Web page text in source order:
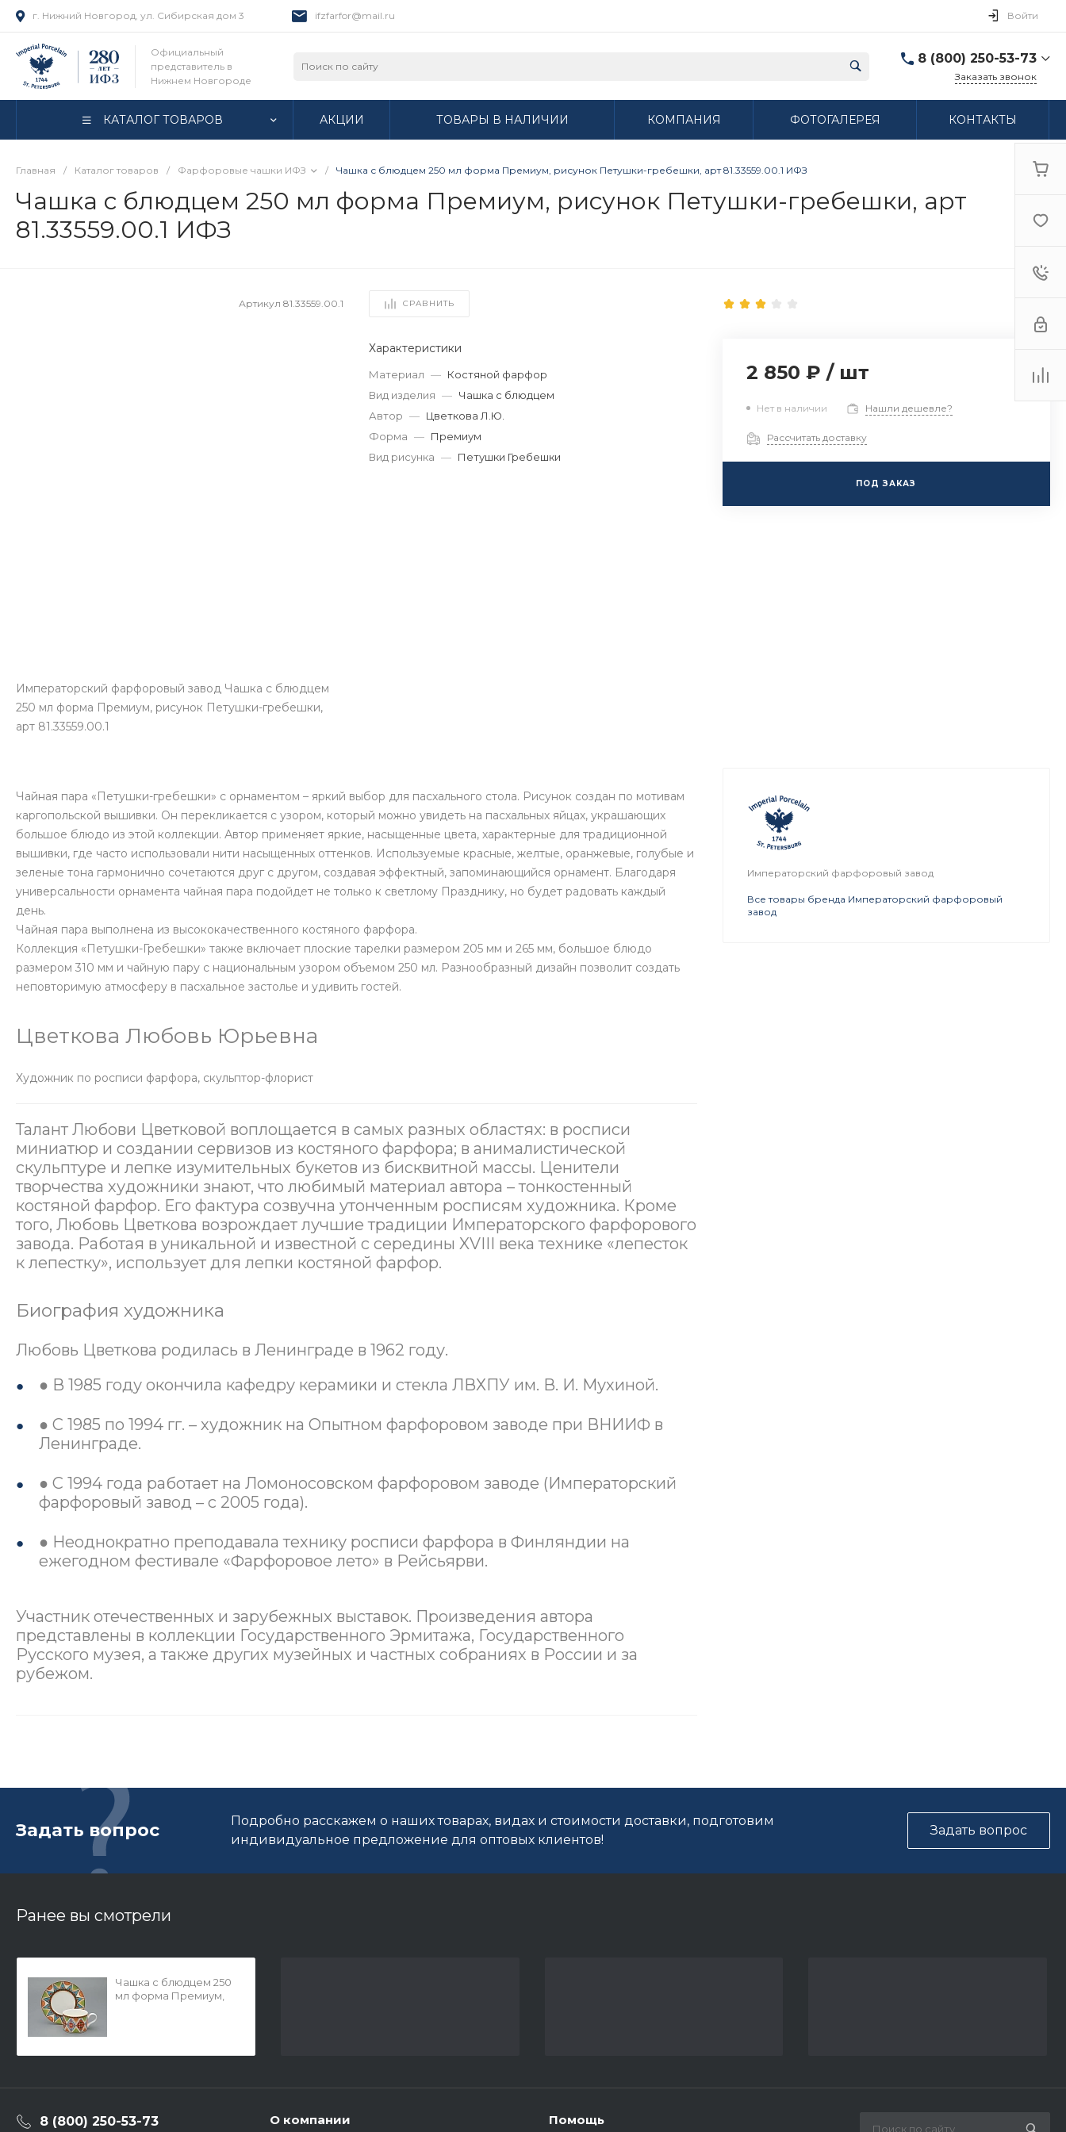
г. Нижний Новгород, ул. Сибирская дом 3 ifzfarfor@mail.ru Войти
Официальный
представитель в
Нижнем Новгороде
8 (800) 250-53-73
г. Нижний Новгород,
Заказать звонок
КАТАЛОГ ТОВАРОВ АКЦИИ ТОВАРЫ В НАЛИЧИИ КОМПАНИЯ ФОТОГАЛЕРЕЯ КОНТАКТЫ
Главная / Каталог товаров / Фарфоровые чашки ИФЗ / Чашка с блюдцем 250 мл форма Премиум, рисунок Петушки-гребешки, арт 81.33559.00.1 ИФЗ
Чашка с блюдцем 250 мл форма Премиум, рисунок Петушки-гребешки, арт
81.33559.00.1 ИФЗ
Артикул81.33559.00.1 СРАВНИТЬ
Императорский фарфоровый завод Чашка с блюдцем
250 мл форма Премиум, рисунок Петушки-гребешки,
арт 81.33559.00.1
Характеристики
Материал — Костяной фарфор
Вид изделия — Чашка с блюдцем
Автор — Цветкова Л.Ю.
Форма — Премиум
Вид рисунка — Петушки Гребешки
2 850 ₽ / шт
Нет в наличии Нашли дешевле?
Рассчитать доставку
ПОД ЗАКАЗ
Чайная пара «Петушки-гребешки» с орнаментом – яркий выбор для пасхального стола. Рисунок создан по мотивам
каргопольской вышивки. Он перекликается с узором, который можно увидеть на пасхальных яйцах, украшающих
большое блюдо из этой коллекции. Автор применяет яркие, насыщенные цвета, характерные для традиционной
вышивки, где часто использовали нити насыщенных оттенков. Используемые красные, желтые, оранжевые, голубые и
зеленые тона гармонично сочетаются друг с другом, создавая эффектный, запоминающийся орнамент. Благодаря
универсальности орнамента чайная пара подойдет не только к светлому Празднику, но будет радовать каждый
день.
Чайная пара выполнена из высококачественного костяного фарфора.
Коллекция «Петушки-Гребешки» также включает плоские тарелки размером 205 мм и 265 мм, большое блюдо
размером 310 мм и чайную пару с национальным узором объемом 250 мл. Разнообразный дизайн позволит создать
неповторимую атмосферу в пасхальное застолье и удивить гостей.
Цветкова Любовь Юрьевна
Художник по росписи фарфора, скульптор-флорист
Талант Любови Цветковой воплощается в самых разных областях: в росписи
миниатюр и создании сервизов из костяного фарфора; в анималистической
скульптуре и лепке изумительных букетов из бисквитной массы. Ценители
творчества художники знают, что любимый материал автора – тонкостенный
костяной фарфор. Его фактура созвучна утонченным росписям художника. Кроме
того, Любовь Цветкова возрождает лучшие традиции Императорского фарфорового
завода. Работая в уникальной и известной с середины XVIII века технике «лепесток
к лепестку», использует для лепки костяной фарфор.
Биография художника
Любовь Цветкова родилась в Ленинграде в 1962 году.
● В 1985 году окончила кафедру керамики и стекла ЛВХПУ им. В. И. Мухиной.
● С 1985 по 1994 гг. – художник на Опытном фарфоровом заводе при ВНИИФ в
Ленинграде.
● С 1994 года работает на Ломоносовском фарфоровом заводе (Императорский
фарфоровый завод – с 2005 года).
● Неоднократно преподавала технику росписи фарфора в Финляндии на
ежегодном фестивале «Фарфоровое лето» в Рейсьярви.
Участник отечественных и зарубежных выставок. Произведения автора
представлены в коллекции Государственного Эрмитажа, Государственного
Русского музея, а также других музейных и частных собраниях в России и за
рубежом.
Императорский фарфоровый завод
Все товары бренда Императорский фарфоровый
завод
Задать вопрос
Подробно расскажем о наших товарах, видах и стоимости доставки, подготовим
индивидуальное предложение для оптовых клиентов!
Задать вопрос
Ранее вы смотрели
Чашка с блюдцем 250
мл форма Премиум,
8 (800) 250-53-73 О компании Помощь